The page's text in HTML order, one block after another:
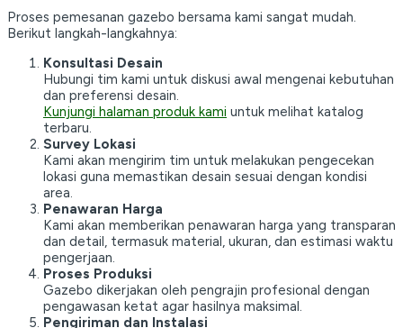
Proses pemesanan gazebo bersama kami sangat mudah.
Berikut langkah-langkahnya:
Konsultasi Desain
Hubungi tim kami untuk diskusi awal mengenai kebutuhan
dan preferensi desain.
Kunjungi halaman produk kami untuk melihat katalog
terbaru.
Survey Lokasi
Kami akan mengirim tim untuk melakukan pengecekan
lokasi guna memastikan desain sesuai dengan kondisi
area.
Penawaran Harga
Kami akan memberikan penawaran harga yang transparan
dan detail, termasuk material, ukuran, dan estimasi waktu
pengerjaan.
Proses Produksi
Gazebo dikerjakan oleh pengrajin profesional dengan
pengawasan ketat agar hasilnya maksimal.
Pengiriman dan Instalasi